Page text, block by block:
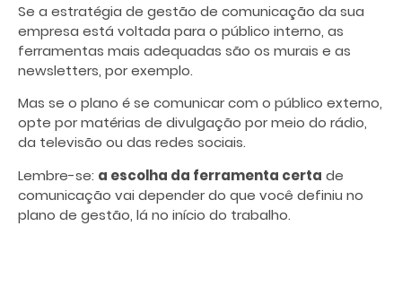
Se a estratégia de gestão de comunicação da sua
empresa está voltada para o público interno, as
ferramentas mais adequadas são os murais e as
newsletters, por exemplo.
Mas se o plano é se comunicar com o público externo,
opte por matérias de divulgação por meio do rádio,
da televisão ou das redes sociais.
Lembre-se: a escolha da ferramenta certa de
comunicação vai depender do que você definiu no
plano de gestão, lá no início do trabalho.